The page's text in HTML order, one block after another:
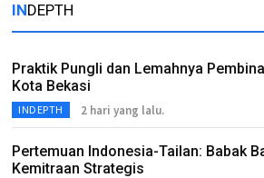
INDEPTH
Praktik Pungli dan Lemahnya
Kota Bekasi
INDEPTH 2 hari yang lalu.
Pertemuan Indonesia-Tailan: Babak
Kemitraan Strategis